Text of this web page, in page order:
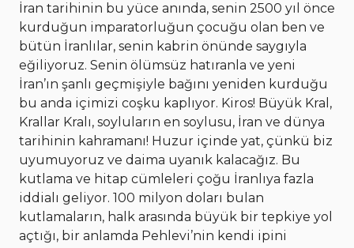
İran tarihinin bu yüce anında, senin 2500 yıl önce
kurduğun imparatorluğun çocuğu olan ben ve
bütün İranlılar, senin kabrin önünde saygıyla
eğiliyoruz. Senin ölümsüz hatıranla ve yeni
İran’ın şanlı geçmişiyle bağını yeniden kurduğu
bu anda içimizi coşku kaplıyor. Kiros! Büyük Kral,
Krallar Kralı, soyluların en soylusu, İran ve dünya
tarihinin kahramanı! Huzur içinde yat, çünkü biz
uyumuyoruz ve daima uyanık kalacağız. Bu
kutlama ve hitap cümleleri çoğu İranlıya fazla
iddialı geliyor. 100 milyon doları bulan
kutlamaların, halk arasında büyük bir tepkiye yol
açtığı, bir anlamda Pehlevi’nin kendi ipini